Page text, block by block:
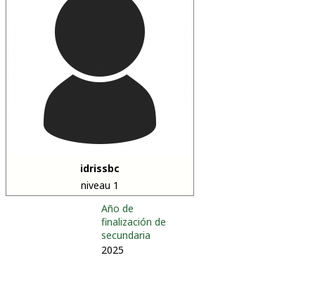
idrissbc
niveau 1
Año de
finalización de
secundaria
2025